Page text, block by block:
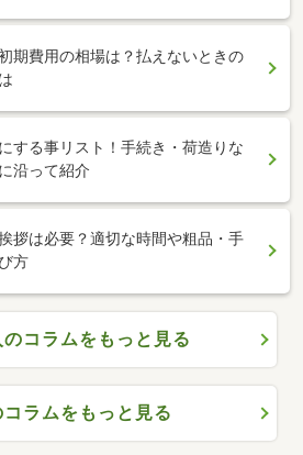
期費用の相場は？払えないときの
する事リスト！手続き・荷造りな
沿って紹介
拶は必要？適切な時間や粗品・手
方
のコラムをもっと見る
ラムをもっと見る